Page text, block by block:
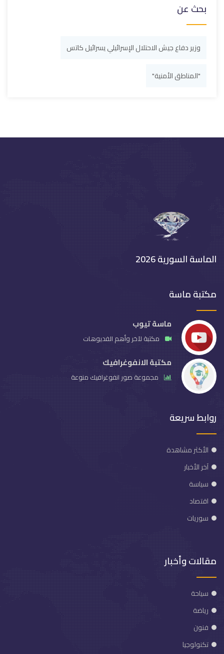
بحث عن
وزير دفاع جيش الاحتلال الإسرائيلي يسرائيل كاتس
"المناطق الأمنية"
الماسة السورية 2026
مكتبة ماسة
ماسة تيوب
مكتبة لآخر وأهم الفديوهات
مكتبة الانفوغرافيك
مجموعة صور انفوغرافيك منوعة
روابط سريعة
الأكثر مشاهدة
آخر الأخبار
سياسة
اقتصاد
سوريات
مقالات وأخبار
سياحة
رياضة
فنون
تكنولوجيا